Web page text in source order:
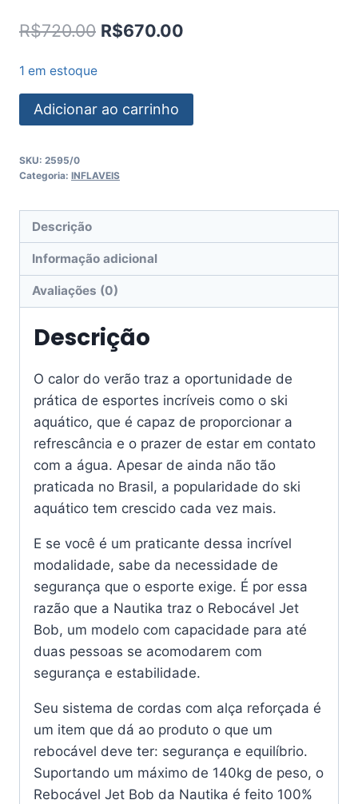
R$720.00 R$670.00
1 em estoque
Adicionar ao carrinho
SKU: 2595/0
Categoria: INFLAVEIS
Descrição
Informação adicional
Avaliações (0)
Descrição
O calor do verão traz a oportunidade de
prática de esportes incríveis como o ski
aquático, que é capaz de proporcionar a
refrescância e o prazer de estar em contato
com a água. Apesar de ainda não tão
praticada no Brasil, a popularidade do ski
aquático tem crescido cada vez mais.
E se você é um praticante dessa incrível
modalidade, sabe da necessidade de
segurança que o esporte exige. É por essa
razão que a Nautika traz o Rebocável Jet
Bob, um modelo com capacidade para até
duas pessoas se acomodarem com
segurança e estabilidade.
Seu sistema de cordas com alça reforçada é
um item que dá ao produto o que um
rebocável deve ter: segurança e equilíbrio.
Suportando um máximo de 140kg de peso, o
Rebocável Jet Bob da Nautika é feito 100%